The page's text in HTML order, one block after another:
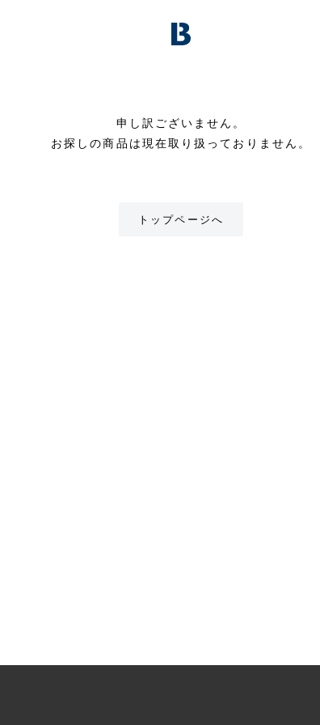
申し訳ございません。
お探しの商品は現在取り扱っておりません。
トップページへ